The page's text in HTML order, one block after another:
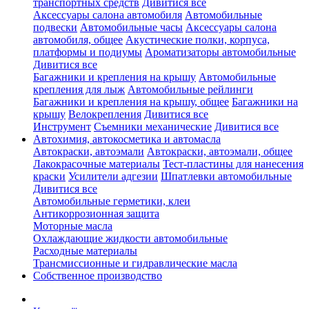
транспортных средств Дивитися все
Аксессуары салона автомобиля Автомобильные
подвески Автомобильные часы Аксессуары салона
автомобиля, общее Акустические полки, корпуса,
платформы и подиумы Ароматизаторы автомобильные
Дивитися все
Багажники и крепления на крышу Автомобильные
крепления для лыж Автомобильные рейлинги
Багажники и крепления на крышу, общее Багажники на
крышу Велокрепления Дивитися все
Инструмент Съемники механические Дивитися все
Автохимия, автокосметика и автомасла
Автокраски, автоэмали Автокраски, автоэмали, общее
Лакокрасочные материалы Тест-пластины для нанесения
краски Усилители адгезии Шпатлевки автомобильные
Дивитися все
Автомобильные герметики, клеи
Антикоррозионная защита
Моторные масла
Охлаждающие жидкости автомобильные
Расходные материалы
Трансмиссионные и гидравлические масла
Собственное производство